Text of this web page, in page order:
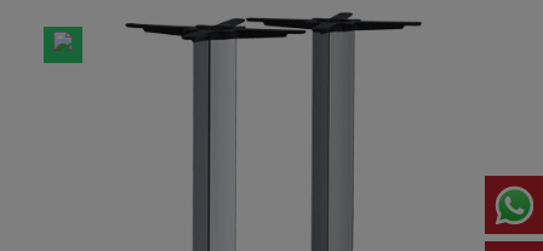
flexibel mit verschiedenen Tischplatten
kombiniert und individuell genutzt werden. Für
Tischplatten geeignet:- ø 60 cm- ø 70 cm - 60x60